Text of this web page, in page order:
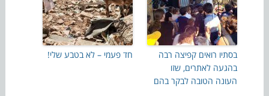
בסתיו רואים קפיצה רבה
בהגעה לאתרים, שזו
העונה הטובה לבקר בהם
חד פעמי – לא בטבע שלי!